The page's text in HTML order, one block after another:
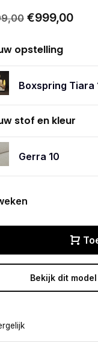
€999,00
opstelling
Boxspring Tiara
stof en kleur
Gerra 10
Bekijk dit